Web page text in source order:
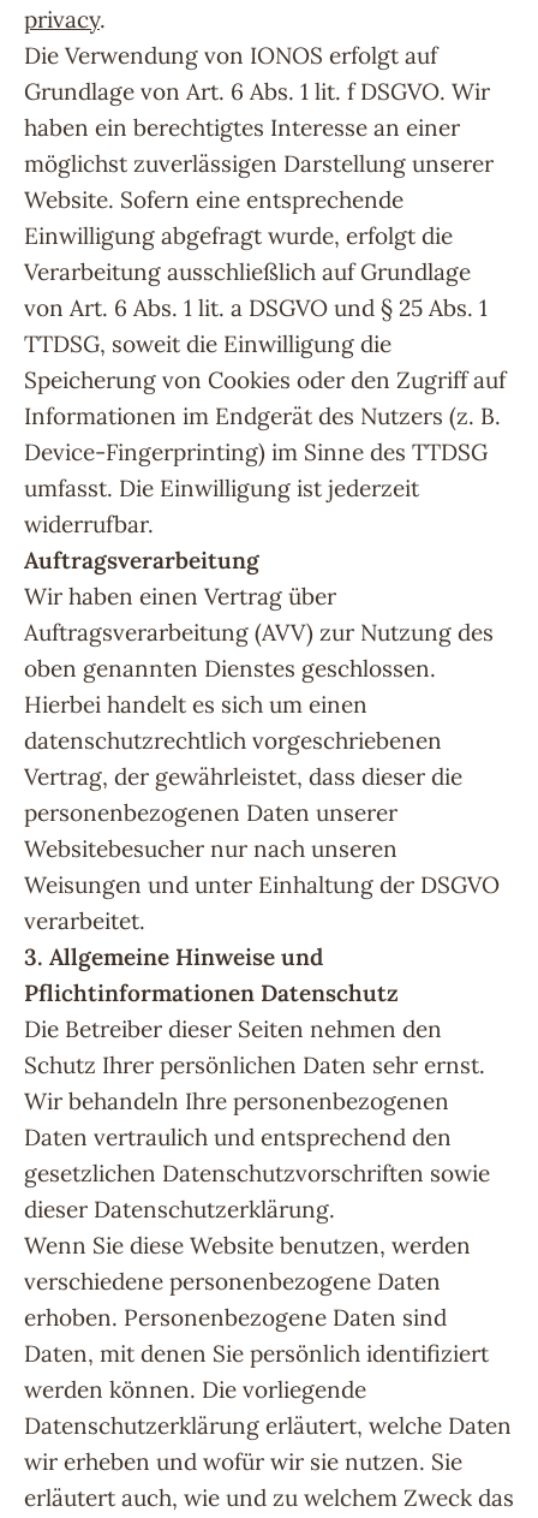
privacy.
Die Verwendung von IONOS erfolgt auf
Grundlage von Art. 6 Abs. 1 lit. f DSGVO. Wir
haben ein berechtigtes Interesse an einer
möglichst zuverlässigen Darstellung unserer
Website. Sofern eine entsprechende
Einwilligung abgefragt wurde, erfolgt die
Verarbeitung ausschließlich auf Grundlage
von Art. 6 Abs. 1 lit. a DSGVO und § 25 Abs. 1
TTDSG, soweit die Einwilligung die
Speicherung von Cookies oder den Zugriff auf
Informationen im Endgerät des Nutzers (z. B.
Device-Fingerprinting) im Sinne des TTDSG
umfasst. Die Einwilligung ist jederzeit
widerrufbar.
Auftragsverarbeitung
Wir haben einen Vertrag über
Auftragsverarbeitung (AVV) zur Nutzung des
oben genannten Dienstes geschlossen.
Hierbei handelt es sich um einen
datenschutzrechtlich vorgeschriebenen
Vertrag, der gewährleistet, dass dieser die
personenbezogenen Daten unserer
Websitebesucher nur nach unseren
Weisungen und unter Einhaltung der DSGVO
verarbeitet.
3. Allgemeine Hinweise und
Pflichtinformationen Datenschutz
Die Betreiber dieser Seiten nehmen den
Schutz Ihrer persönlichen Daten sehr ernst.
Wir behandeln Ihre personenbezogenen
Daten vertraulich und entsprechend den
gesetzlichen Datenschutzvorschriften sowie
dieser Datenschutzerklärung.
Wenn Sie diese Website benutzen, werden
verschiedene personenbezogene Daten
erhoben. Personenbezogene Daten sind
Daten, mit denen Sie persönlich identifiziert
werden können. Die vorliegende
Datenschutzerklärung erläutert, welche Daten
wir erheben und wofür wir sie nutzen. Sie
erläutert auch, wie und zu welchem Zweck das